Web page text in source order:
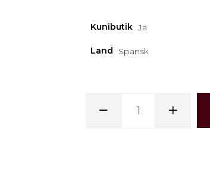
Kunibutik Ja
Land Spansk